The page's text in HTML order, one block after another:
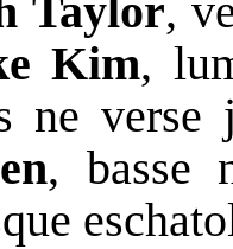
Taylor,
Kim,
ne verse
, basse